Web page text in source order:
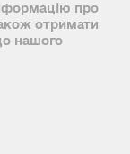
про
отримати
нашого